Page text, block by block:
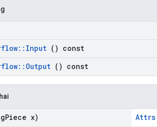
:: Input () const
:: Output () const
Piece x) Attrs